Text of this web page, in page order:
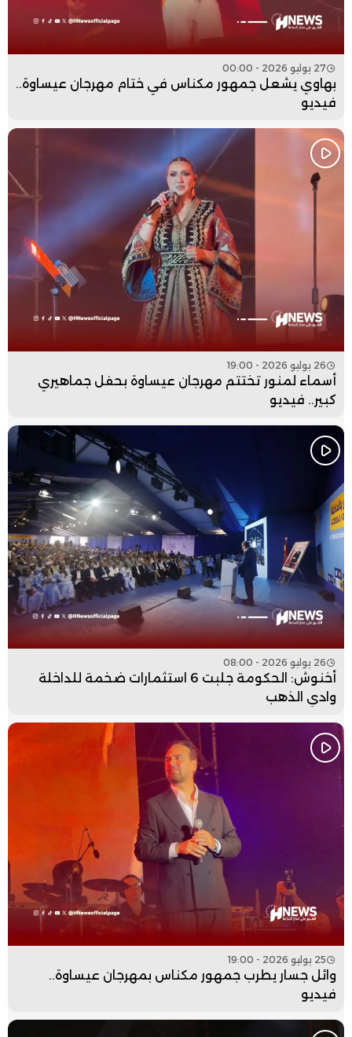
27 يوليو 2026 - 00:00
بهاوي يشعل جمهور مكناس في ختام مهرجان عيساوة..
فيديو
26 يوليو 2026 - 19:00
أسماء لمنور تختتم مهرجان عيساوة بحفل جماهيري
كبير.. فيديو
26 يوليو 2026 - 08:00
أخنوش: الحكومة جلبت 6 استثمارات ضخمة للداخلة
وادي الذهب
25 يوليو 2026 - 19:00
وائل جسار يطرب جمهور مكناس بمهرجان عيساوة..
فيديو